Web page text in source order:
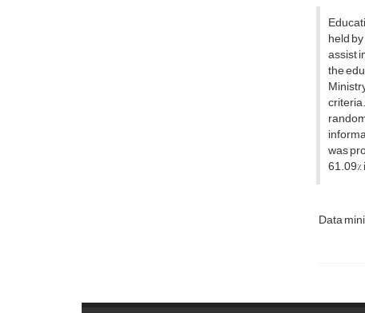
held
assist
the
was
Data